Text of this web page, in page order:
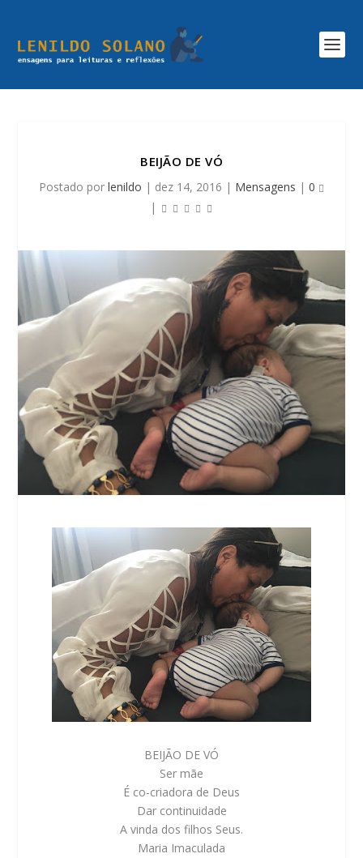
BEIJÃO DE VÓ
Postado por lenildo | dez 14, 2016 | Mensagens | 0
|
BEIJÃO DE VÓ
Ser mãe
É co-criadora de Deus
Dar continuidade
A vinda dos filhos Seus.
Maria Imaculada